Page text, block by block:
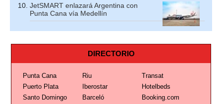
JetSMART enlazará Argentina con
Punta Cana vía Medellín
DIRECTORIO
Punta Cana Riu
Transat
Puerto Plata
Iberostar
Hotelbeds
Santo Domingo
Barceló
Booking.com